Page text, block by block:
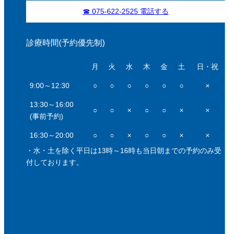
☎ 075-622-2525 電話する
診療時間(予約優先制)
月 火 水 木 金 土 日・祝
9:00～12:30 ○ ○ ○ ○ ○ ○ ×
13:30～16:00
(事前予約)
○ ○ × ○ ○ × ×
16:30～20:00 ○ ○ × ○ ○ ×
×
・水・土を除く平日は13時～16時も当日朝までの予約のみ受
付しております。